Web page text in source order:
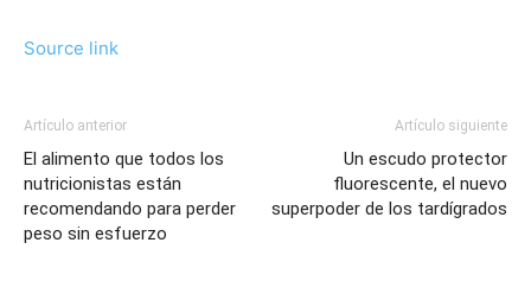
Source link
Artículo anterior
El alimento que todos los
nutricionistas están
recomendando para perder
peso sin esfuerzo
Artículo siguiente
Un escudo protector
fluorescente, el nuevo
superpoder de los tardígrados